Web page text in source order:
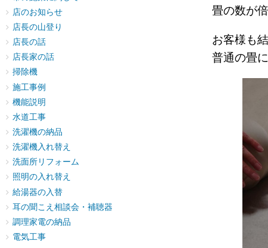
畳の数が
お客様も
普通の畳
店のお知らせ
店長の山登り
店長の話
店長家の話
掃除機
施工事例
機能説明
水道工事
洗濯機の納品
洗濯機入れ替え
洗面所リフォーム
照明の入れ替え
給湯器の入替
耳の聞こえ相談会・補聴器
調理家電の納品
電気工事